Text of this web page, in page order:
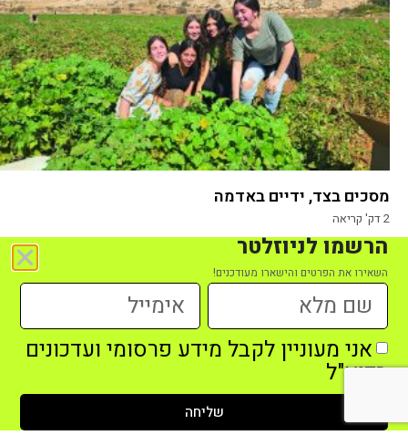
מסכים בצד, ידיים באדמה
2דק' קריאה
הרשמו לניוזלטר
השאירו את הפרטים והישארו מעודכנים!
אני מעוניין לקבל מידע פרסומי ועדכונים
בדוא"ל
שליחה